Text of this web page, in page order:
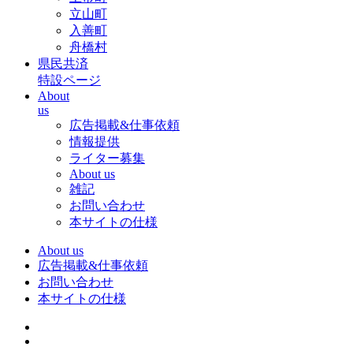
立山町
入善町
舟橋村
県民共済
特設ページ
About
us
広告掲載&仕事依頼
情報提供
ライター募集
About us
雑記
お問い合わせ
本サイトの仕様
About us
広告掲載&仕事依頼
お問い合わせ
本サイトの仕様